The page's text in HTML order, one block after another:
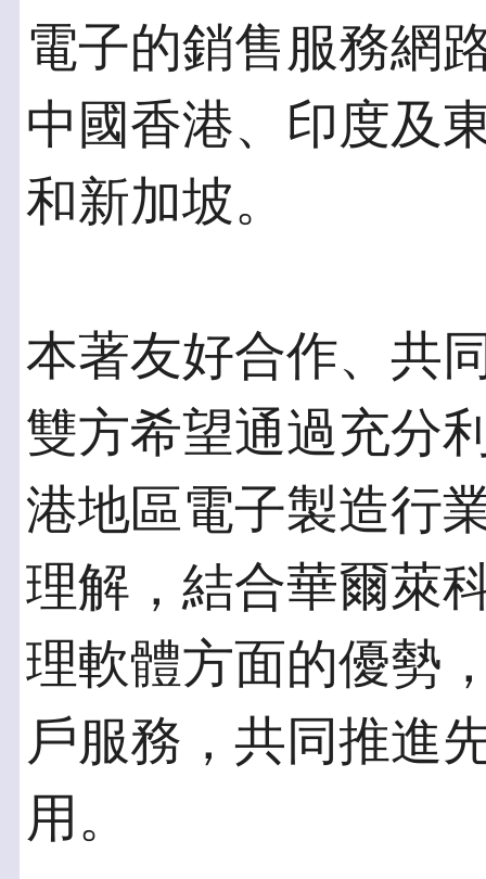
電子的銷售服務網
中國香港、印度及
和新加坡。
本著友好合作、共
雙方希望通過充分
港地區電子製造行
理解，結合華爾萊
理軟體方面的優勢
戶服務，共同推進
用。